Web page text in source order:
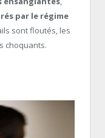
par le régime
sont floutés, les
choquants.